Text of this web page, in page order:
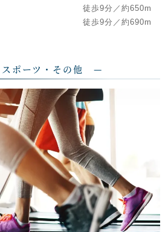
徒歩9分／約650m
徒歩9分／約690m
ポーツ・その他 —